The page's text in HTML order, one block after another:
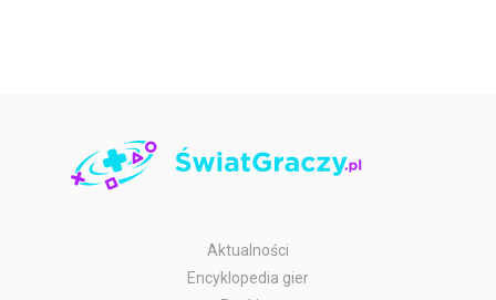
Aktualności
Encyklopedia gier